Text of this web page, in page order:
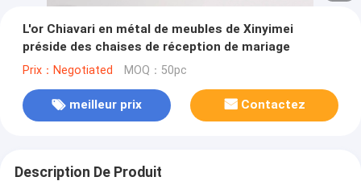
L'or Chiavari en métal de meubles de Xinyimei
préside des chaises de réception de mariage
Prix：Negotiated MOQ：50pc
meilleur prix Contactez
Description De Produit